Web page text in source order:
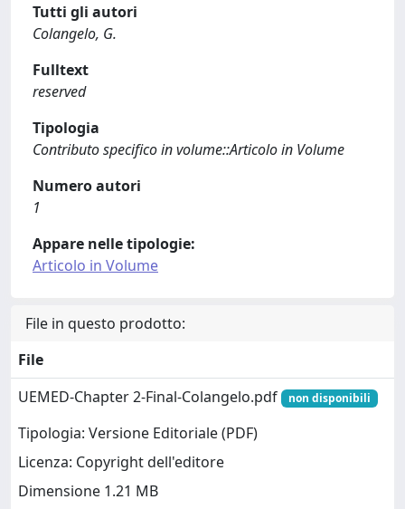
Tutti gli autori
Colangelo, G.
Fulltext
reserved
Tipologia
Contributo specifico in volume::Articolo in Volume
Numero autori
1
Appare nelle tipologie:
Articolo in Volume
File in questo prodotto:
File
UEMED-Chapter 2-Final-Colangelo.pdf
non disponibili
Tipologia: Versione Editoriale (PDF)
Licenza: Copyright dell'editore
Dimensione 1.21 MB